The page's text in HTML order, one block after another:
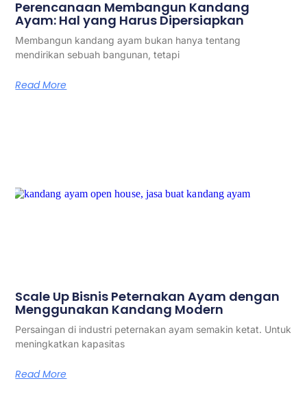
Perencanaan Membangun Kandang
Ayam: Hal yang Harus Dipersiapkan
Membangun kandang ayam bukan hanya tentang
mendirikan sebuah bangunan, tetapi
Read More
Scale Up Bisnis Peternakan Ayam dengan
Menggunakan Kandang Modern
Persaingan di industri peternakan ayam semakin ketat. Untuk
meningkatkan kapasitas
Read More